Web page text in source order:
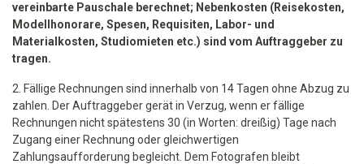
vereinbarte Pauschale berechnet; Nebenkosten (Reisekosten,
Modellhonorare, Spesen, Requisiten, Labor- und
Materialkosten, Studiomieten etc.) sind vom Auftraggeber zu
tragen.
2. Fällige Rechnungen sind innerhalb von 14 Tagen ohne Abzug zu
zahlen. Der Auftraggeber gerät in Verzug, wenn er fällige
Rechnungen nicht spätestens 30 (in Worten: dreißig) Tage nach
Zugang einer Rechnung oder gleichwertigen
Zahlungsaufforderung begleicht. Dem Fotografen bleibt